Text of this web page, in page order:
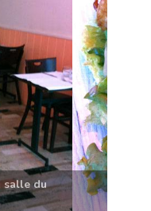
accras de morue